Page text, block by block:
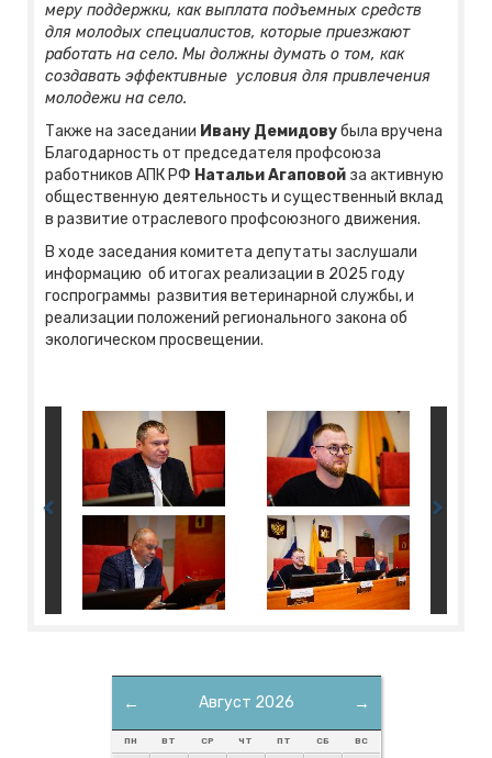
меру поддержки, как выплата подъемных средств
для молодых специалистов, которые приезжают
работать на село. Мы должны думать о том, как
создавать эффективные условия для привлечения
молодежи на село.
Также на заседании Ивану Демидовубыла вручена
Благодарность от председателя профсоюза
работников АПК РФ Натальи Агаповой за активную
общественную деятельность и существенный вклад
в развитие отраслевого профсоюзного движения.
В ходе заседания комитета депутаты заслушали
информацию об итогах реализации в 2025 году
госпрограммы развития ветеринарной службы, и
реализации положений регионального закона об
экологическом просвещении.
← →
Август 2026
ПН ВТ СР ЧТ ПТ СБ ВС